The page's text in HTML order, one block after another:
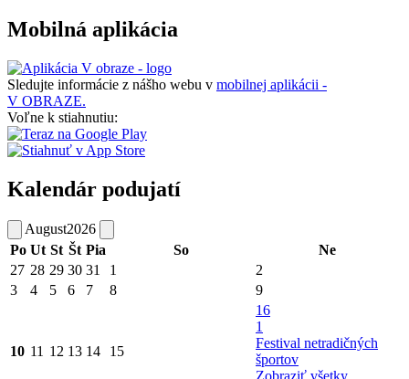
Mobilná aplikácia
Sledujte informácie z nášho webu v mobilnej aplikácii -
V OBRAZE.
Voľne k stiahnutiu:
Kalendár podujatí
August2026
Po Ut St Št Pia So
Ne
27 28 29 30 31 1
2
3
4 5 6 7 8 9
10 11 12 13 14 15
16
1
Festival netradičných
športov
Zobraziť všetky